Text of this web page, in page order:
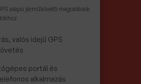
alapú járműkövető megoldások
valós idejű GPS
portál és
alkalmazás